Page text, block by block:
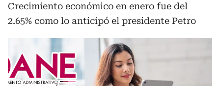
Crecimiento económico en enero fue del
2.65% como lo anticipó el presidente Petro